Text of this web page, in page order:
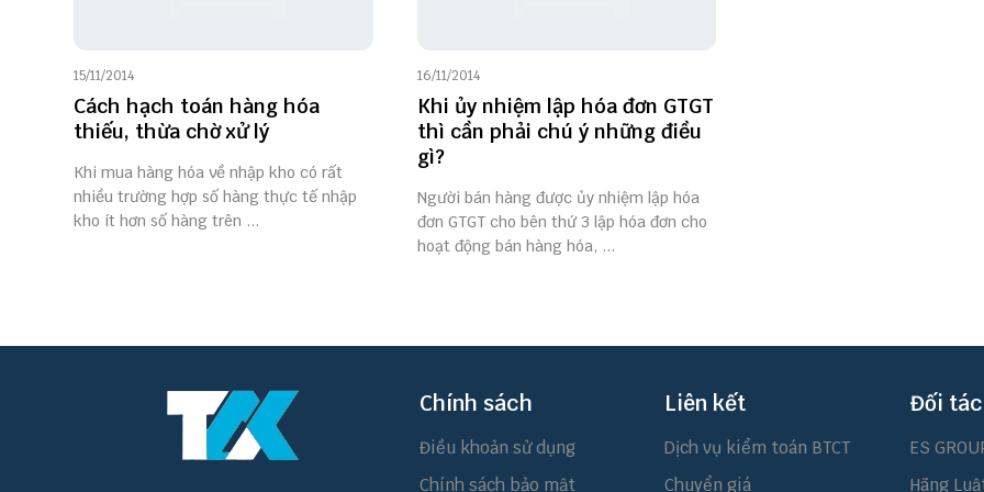
15/11/2014
Cách hạch toán hàng hóa
thiếu, thừa chờ xử lý
Khi mua hàng hóa về nhập kho có rất
nhiều trường hợp số hàng thực tế nhập
kho ít hơn số hàng trên ...
16/11/2014
Khi ủy nhiệm lập hóa đơn GTGT
thì cần phải chú ý những điều
gì?
Người bán hàng được ủy nhiệm lập hóa
đơn GTGT cho bên thứ 3 lập hóa đơn cho
hoạt động bán hàng hóa, ...
Chính sách
Điều khoản sử dụng
Chính sách bảo mật
Liên kết
Dịch vụ kiểm toán BTCT
Chuyển giá
Đối tác
ES
Hãng